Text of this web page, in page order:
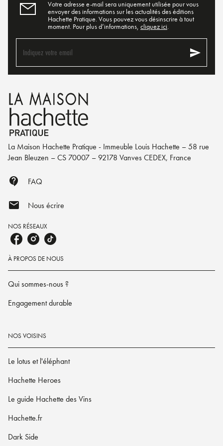
Votre adresse e-mail sera uniquement utilisée pour vous
envoyer des informations sur les actualités des éditions
Hachette Pratique. Vous pouvez vous désinscrire à tout
moment. Pour plus d’informations, cliquez ici.
Indiquez votre email send
La Maison Hachette Pratique - Immeuble Louis Hachette – 58 rue
Jean Bleuzen – CS 70007 – 92178 Vanves CEDEX, France
contact_support FAQ
mail Nous écrire
NOS RÉSEAUX
À PROPOS DE NOUS
Qui sommes-nous ?
Engagement durable
NOS VOISINS
Le lotus et l'éléphant
Hachette Heroes
Le guide Hachette des Vins
Hachette.fr
Dark Side